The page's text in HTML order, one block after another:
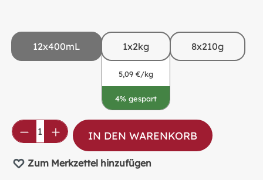
12x400mL 1x2kg
5,09 €/kg
4% gespart
8x210g
Produkt Anzahl: Gib den gewünschten
IN DEN WARENKORB
Zum Merkzettel hinzufügen